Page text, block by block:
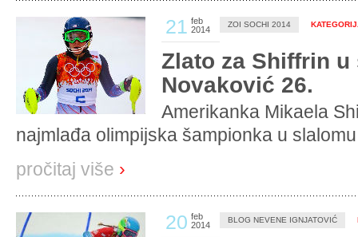
21 feb
2014
ZOI SOCHI 2014
Zlato za Shiffrin u
Novaković 26.
Amerikanka Mikaela
najmlađa olimpijska šampionka u
pročitaj više ›
20 feb
2014
BLOG NEVENE IGNJATOVIĆ